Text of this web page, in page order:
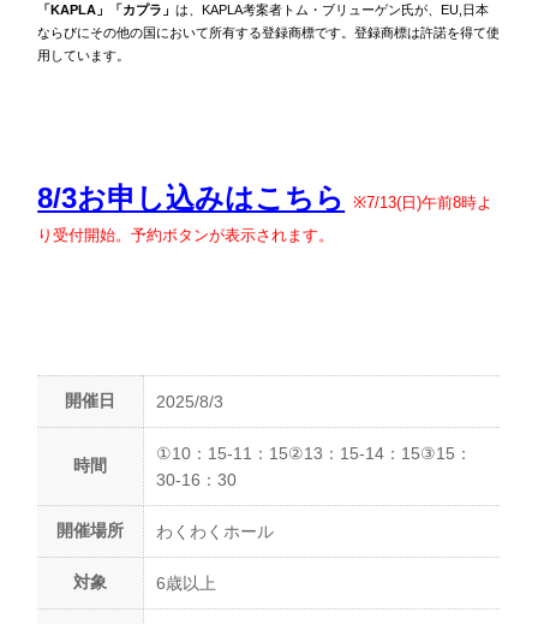
「KAPLA」「カプラ」は、KAPLA考案者トム・ブリューゲン氏が、EU,日本
ならびにその他の国において所有する登録商標です。登録商標は許諾を得て使
用しています。
8/3お申し込みはこちら
※7/13(日)午前8時よ
り受付開始。予約ボタンが表示されます。
開催日 2025/8/3
時間
①10：15-11：15②13：15-14：15③15：
30-16：30
開催場所 わくわくホール
対象 6歳以上